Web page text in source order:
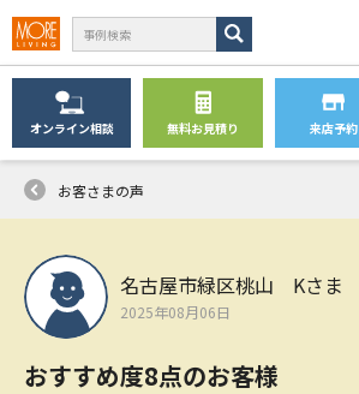
オンライン相談 無料お見積り 来店予約
お客さまの声
名古屋市緑区桃山 Kさま
2025年08月06日
おすすめ度8点のお客様